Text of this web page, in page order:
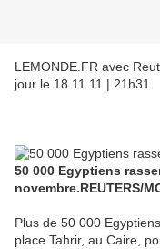
LEMONDE.FR avec
jour le 18.11.11 | 21h31
50 000 Egyptiens
novembre.REUTERS/
Plus de 50 000
place Tahrir, au Caire,